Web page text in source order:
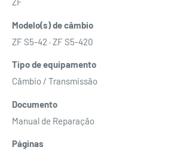
Modelo(s) de câmbio
ZF S5-42 · ZF S5-420
Tipo de equipamento
Câmbio / Transmissão
Documento
Manual de Reparação
Páginas